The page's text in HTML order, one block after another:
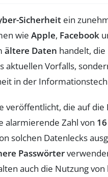
Sicherheit ein
wie Apple, Facebook
ältere Daten handelt,
aktuellen Vorfalls,
in der
veröffentlicht, die auf die
alarmierende Zahl von
solchen Datenlecks
Passwörter
auch die Nutzung von